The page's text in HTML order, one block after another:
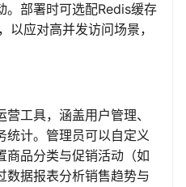
。部署时可选配Redis缓存
应对高并发访问场景，
工具，涵盖用户管理、
统计。管理员可以自定义
商品分类与促销活动（如
数据报表分析销售趋势与